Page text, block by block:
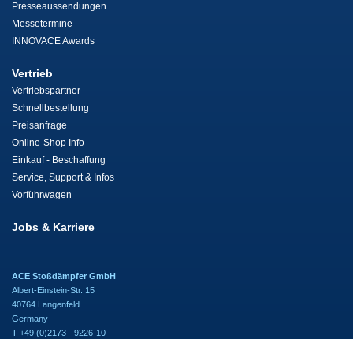
Presseaussendungen
Messetermine
INNOVACE Awards
Vertrieb
Vertriebspartner
Schnellbestellung
Preisanfrage
Online-Shop Info
Einkauf - Beschaffung
Service, Support & Infos
Vorführwagen
Jobs & Karriere
ACE Stoßdämpfer GmbH
Albert-Einstein-Str. 15
40764 Langenfeld
Germany
T +49 (0)2173 - 9226-10